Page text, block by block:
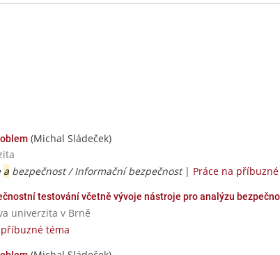
(Michal Sládeček)
a bezpečnost / Informační bezpečnost| Práce na
testování včetně vývoje nástroje pro analýzu
univerzita v Brně
téma